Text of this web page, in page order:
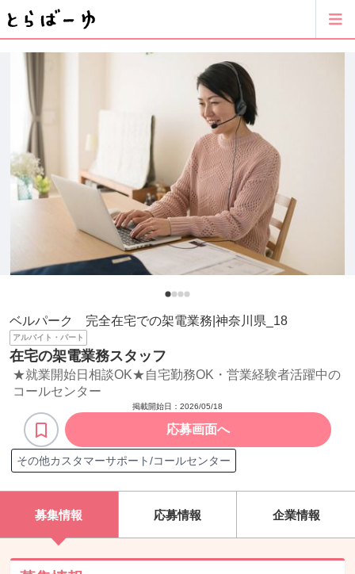
ベルパーク 完全在宅での架電業務|神奈川県_18
アルバイト・パート
在宅の架電業務スタッフ
★就業開始日相談OK★自宅勤務OK・営業経験者活躍中の
コールセンター
掲載開始日： 2026/05/18
応募画面へ
その他カスタマーサポート/コールセンター
募集情報 応募情報 企業情報